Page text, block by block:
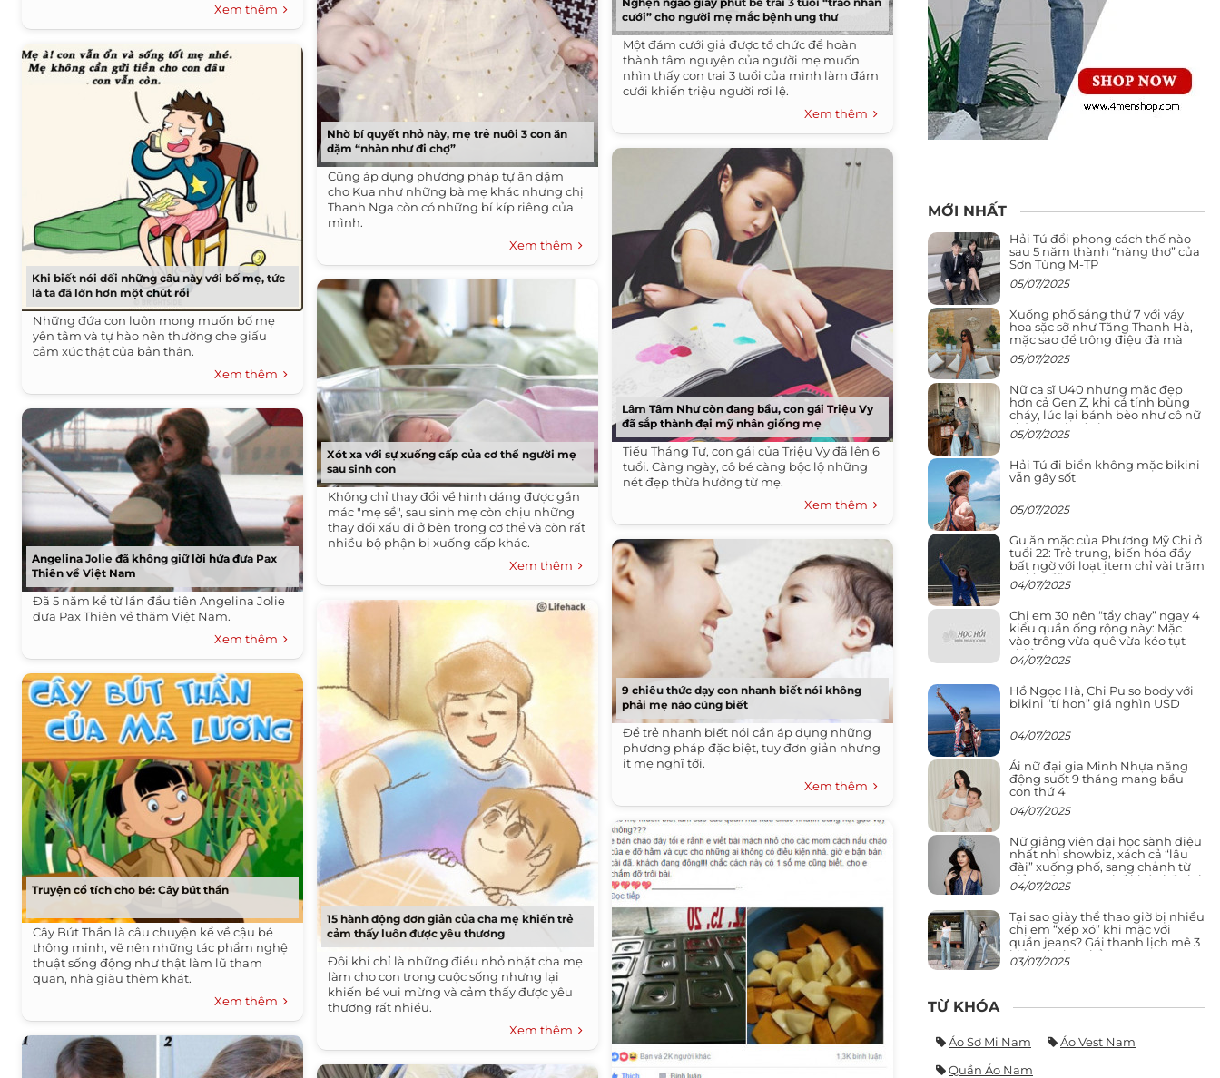
Xem thêm
Khi biết nói dối những câu này với bố mẹ, tức
là ta đã lớn hơn một chút rồi
Những đứa con luôn mong muốn bố mẹ
yên tâm và tự hào nên thường che giấu
cảm xúc thật của bản thân.
Xem thêm
Angelina Jolie đã không giữ lời hứa đưa Pax
Thiên về Việt Nam
Đã 5 năm kể từ lần đầu tiên Angelina Jolie
đưa Pax Thiên về thăm Việt Nam.
Xem thêm
Truyện cổ tích cho bé: Cây bút thần
Cây Bút Thần là câu chuyện kể về cậu bé
thông minh, vẽ nên những tác phẩm nghệ
thuật sống động như thật làm lũ tham
quan, nhà giàu thèm khát.
Xem thêm
Nhờ bí quyết nhỏ này, mẹ trẻ nuôi 3 con ăn
dặm “nhàn như đi chợ”
Cũng áp dụng phương pháp tự ăn dặm
cho Kua như những bà mẹ khác nhưng chị
Thanh Nga còn có những bí kíp riêng của
mình.
Xem thêm
Xót xa với sự xuống cấp của cơ thể người mẹ
sau sinh con
Không chỉ thay đổi về hình dáng được gắn
mác "mẹ sề", sau sinh mẹ còn chịu những
thay đối xấu đi ở bên trong cơ thể và còn rất
nhiều bộ phận bị xuống cấp khác.
Xem thêm
15 hành động đơn giản của cha mẹ khiến trẻ
cảm thấy luôn được yêu thương
Đôi khi chỉ là những điều nhỏ nhặt cha mẹ
làm cho con trong cuộc sống nhưng lại
khiến bé vui mừng và cảm thấy được yêu
thương rất nhiều.
Xem thêm
cưới” cho người mẹ mắc bệnh ung thư
Một đám cưới giả được tổ chức để hoàn
thành tâm nguyện của người mẹ muốn
nhìn thấy con trai 3 tuổi của mình làm đám
cưới khiến triệu người rơi lệ.
Xem thêm
Lâm Tâm Như còn đang bầu, con gái Triệu Vy
đã sắp thành đại mỹ nhân giống mẹ
Tiểu Tháng Tư, con gái của Triệu Vy đã lên 6
tuổi. Càng ngày, cô bé càng bộc lộ những
nét đẹp thừa hưởng từ mẹ.
Xem thêm
9 chiêu thức dạy con nhanh biết nói không
phải mẹ nào cũng biết
Để trẻ nhanh biết nói cần áp dụng những
phương pháp đặc biệt, tuy đơn giản nhưng
ít mẹ nghĩ tới.
Xem thêm
MỚI NHẤT
Hải Tú đổi phong cách thế nào
sau 5 năm thành “nàng thơ” của
Sơn Tùng M-TP
05/07/2025
Xuống phố sáng thứ 7 với váy
hoa sặc sỡ như Tăng Thanh Hà,
mặc sao để trông điệu đà mà
không sến
05/07/2025
Nữ ca sĩ U40 nhưng mặc đẹp
hơn cả Gen Z, khi cá tính bùng
cháy, lúc lại bánh bèo như cô nữ
chính ngôn tình
05/07/2025
Hải Tú đi biển không mặc bikini
vẫn gây sốt
05/07/2025
Gu ăn mặc của Phương Mỹ Chi ở
tuổi 22: Trẻ trung, biến hóa đầy
bất ngờ với loạt item chỉ vài trăm
nghìn đã mua được
04/07/2025
Chị em 30 nên “tẩy chay” ngay 4
kiểu quần ống rộng này: Mặc
vào trông vừa quê vừa kéo tụt
chiều cao
04/07/2025
Hồ Ngọc Hà, Chi Pu so body với
bikini “tí hon” giá nghìn USD
04/07/2025
Ái nữ đại gia Minh Nhựa năng
động suốt 9 tháng mang bầu
con thứ 4
04/07/2025
Nữ giảng viên đại học sành điệu
nhất nhì showbiz, xách cả “lâu
đài” xuống phố, sang chảnh từ
giảng đường ra phố khó ai đọ lại
04/07/2025
Tại sao giày thể thao giờ bị nhiều
chị em “xếp xó” khi mặc với
quần jeans? Gái thanh lịch mê 3
kiểu này hơn hẳn
03/07/2025
TỪ KHÓA
Áo Sơ Mi Nam
Áo Vest Nam
Quần Áo Nam